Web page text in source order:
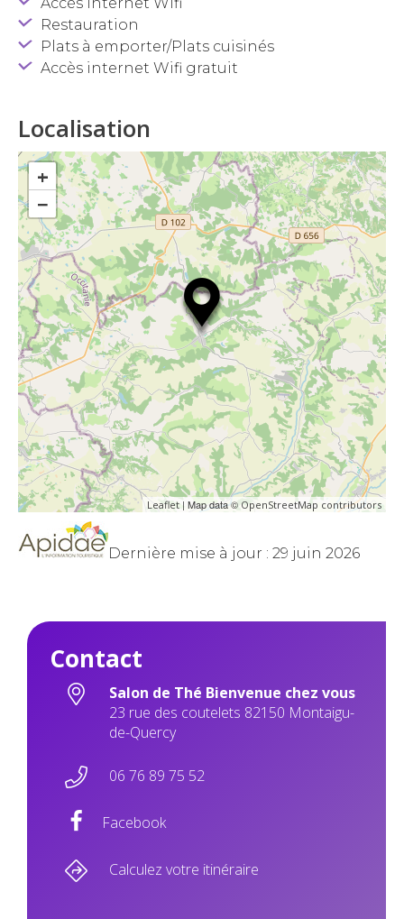
Accès Internet Wifi
Restauration
Plats à emporter/Plats cuisinés
Accès internet Wifi gratuit
Localisation
+
−
Leaflet | Map data © OpenStreetMap contributors
Dernière mise à jour : 29 juin 2026
Contact
Salon de Thé Bienvenue chez vous
23 rue des coutelets 82150 Montaigu-
de-Quercy
06 76 89 75 52
Facebook
Calculez votre itinéraire